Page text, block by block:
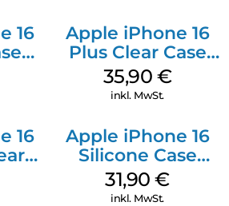
16
Apple iPhone 16
Plus Clear Case
MagSafe
Transparent
35,90 €
inkl. MwSt.
16
Apple iPhone 16
Silicone Case
MagSafe Fuchsia
31,90€
inkl. MwSt.